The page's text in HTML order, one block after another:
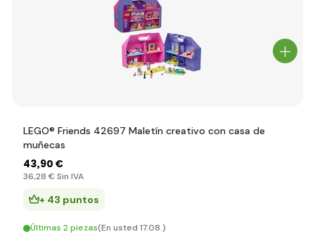
LEGO® Friends 42697 Maletín creativo con casa de
muñecas
43,90 €
36,28 € Sin IVA
+ 43 puntos
Últimas 2 piezas(En usted 17.08.)